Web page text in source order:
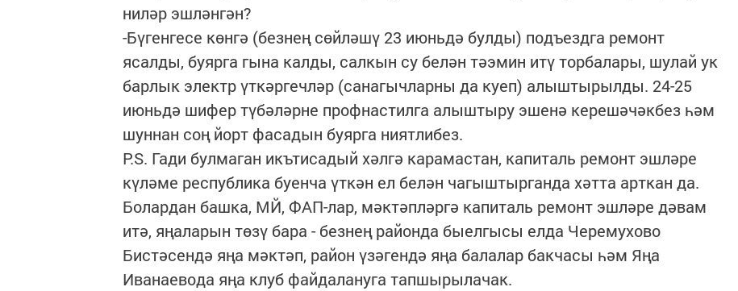
ниләр эшләнгән?
-Бүгенгесе көнгә (безнең сөйләшү 23 июньдә булды) подъездга ремонт
ясалды, буярга гына калды, салкын су белән тәэмин итү торбалары, шулай ук
барлык электр үткәргечләр (санагычларны да куеп) алыштырылды. 24-25
июньдә шифер түбәләрне профнастилга алыштыру эшенә керешәчәкбез һәм
шуннан соң йорт фасадын буярга ниятлибез.
Р.S. Гади булмаган икътисадый хәлгә карамастан, капиталь ремонт эшләре
күләме республика буенча үткән ел белән чагыштырганда хәтта арткан да.
Болардан башка, МЙ, ФАП-лар, мәктәпләргә капиталь ремонт эшләре дәвам
итә, яңаларын төзү бара - безнең районда быелгысы елда Черемухово
Бистәсендә яңа мәктәп, район үзәгендә яңа балалар бакчасы һәм Яңа
Иванаевода яңа клуб файдалануга тапшырылачак.